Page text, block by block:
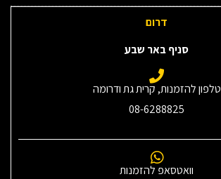
דרום
סניף באר שבע
טלפון להזמנות, קרית גת ודרומה
08-6288825
וואטסאפ להזמנות